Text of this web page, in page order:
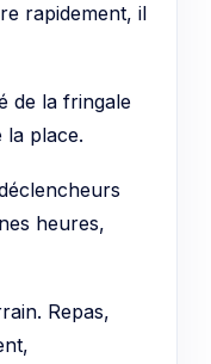
rapidement, il
de la fringale
place.
heures,
Repas,